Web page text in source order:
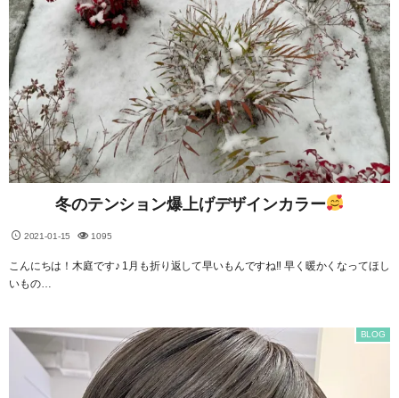
冬のテンション爆上げデザインカラー
2021-01-15 1095
こんにちは！木庭です♪ 1月も折り返して早いもんですね‼︎ 早く暖かくなってほし
いもの…
BLOG